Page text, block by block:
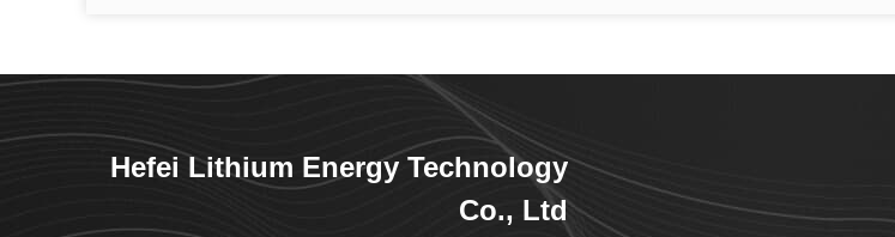
Hefei Lithium Energy Technology
Co., Ltd